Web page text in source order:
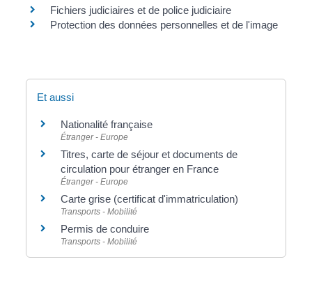
Fichiers judiciaires et de police judiciaire
Protection des données personnelles et de l'image
Et aussi
Nationalité française
Étranger - Europe
Titres, carte de séjour et documents de
circulation pour étranger en France
Étranger - Europe
Carte grise (certificat d'immatriculation)
Transports - Mobilité
Permis de conduire
Transports - Mobilité